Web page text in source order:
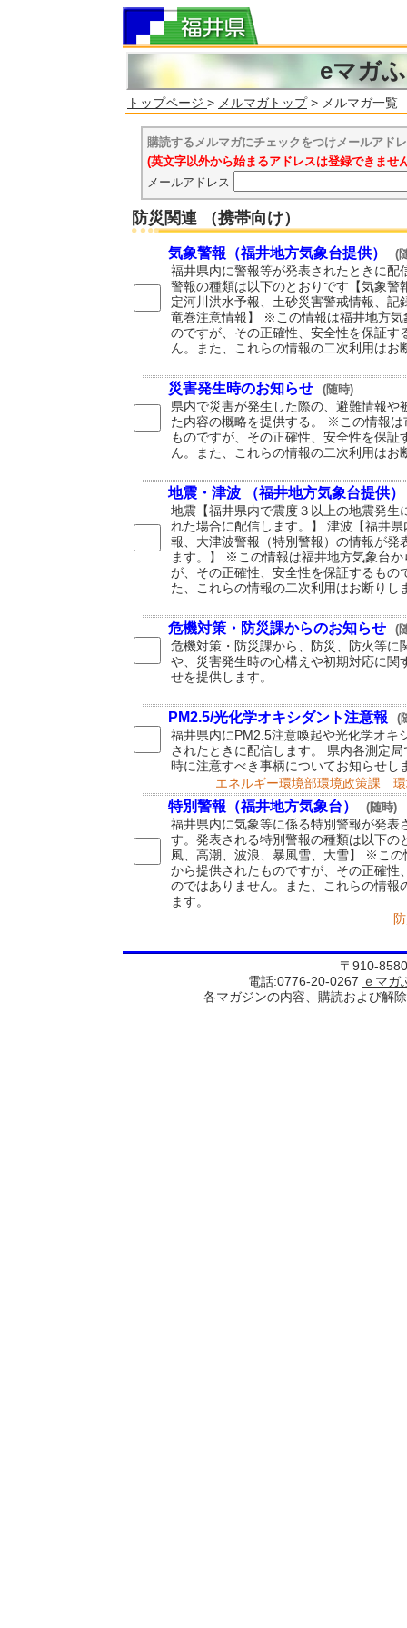
eマガ
トップページ > メルマガトップ> メルマガ一覧
購読するメルマガにチェックをつけメールアド
(英文字以外から始まるアドレスは登録できませ
メールアドレス
防災関連 （携帯向け）
気象警報（福井地方気象台提供） (
福井県内に警報等が発表されたときに配
警報の種類は以下のとおりです【気象警
定河川洪水予報、土砂災害警戒情報、記
竜巻注意情報】 ※この情報は福井地方気
のですが、その正確性、安全性を保証す
ん。また、これらの情報の二次利用はお
災害発生時のお知らせ (随時)
県内で災害が発生した際の、避難情報や
た内容の概略を提供する。 ※この情報は
ものですが、その正確性、安全性を保証
ん。また、これらの情報の二次利用はお
地震・津波 （福井地方気象台提供）
地震【福井県内で震度３以上の地震発生
れた場合に配信します。】 津波【福井
報、大津波警報（特別警報）の情報が発
ます。】 ※この情報は福井地方気象台
が、その正確性、安全性を保証するもの
た、これらの情報の二次利用はお断りし
危機対策・防災課からのお知らせ (
危機対策・防災課から、防災、防火等に
や、災害発生時の心構えや初期対応に関
せを提供します。
PM2.5/光化学オキシダント注意報 (
福井県内にPM2.5注意喚起や光化学オキ
されたときに配信します。 県内各測定
時に注意すべき事柄についてお知らせし
エネルギー環境部環境政策課
特別警報（福井地方気象台） (随時)
福井県内に気象等に係る特別警報が発表
す。発表される特別警報の種類は以下の
風、高潮、波浪、暴風雪、大雪】 ※この
から提供されたものですが、その正確性
のではありません。また、これらの情報
ます。
〒910-
電話:0776-20-0267 ｅマガ
各マガジンの内容、購読および解